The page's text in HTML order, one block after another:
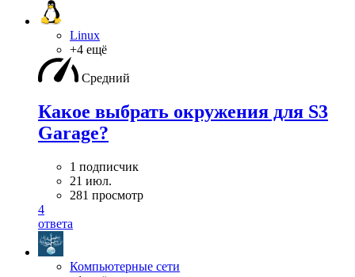
Linux
+4 ещё
Средний
Какое выбрать окружения для S3
Garage?
1 подписчик
21 июл.
281 просмотр
4
ответа
Компьютерные сети